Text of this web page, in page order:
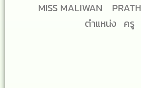
MISS MALIWAN
ตำแหน่ง ครู